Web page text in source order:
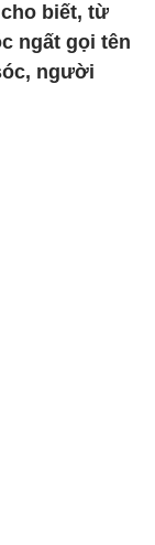
biết, từ
ngất gọi tên
người